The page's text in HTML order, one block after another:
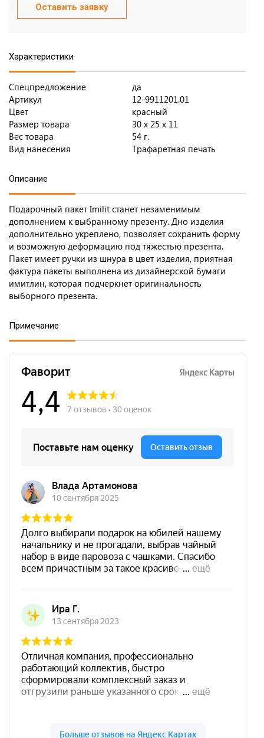
Оставить заявку
Характеристики
Спецпредложение
да
Артикул
12-9911201.01
Цвет
красный
Размер товара
30 х 25 х 11
Вес товара
54 г.
Вид нанесения
Трафаретная печать
Описание
Подарочный пакет Imilit станет незаменимым
дополнением к выбранному презенту. Дно изделия
дополнительно укреплено, позволяет сохранить форму
и возможную деформацию под тяжестью презента.
Пакет имеет ручки из шнура в цвет изделия, приятная
фактура пакеты выполнена из дизайнерской бумаги
имитлин, которая подчеркнет оригинальность
выборного презента.
Примечание